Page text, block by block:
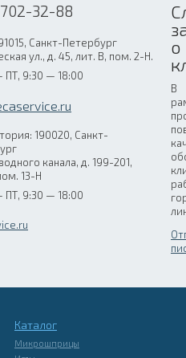
32-88
Санкт-Петербург
ул., д. 45, лит. В, пом. 2-Н.
ПТ, 9:30 — 18:00
190020, Санкт-
канала, д. 199-201,
13-Н
ПТ, 9:30 — 18:00
о
В
Каталог
Микрошприцы